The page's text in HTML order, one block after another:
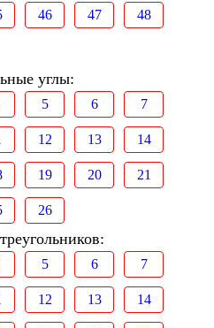
46 47 48
углы:
5 6 7
12 13 14
19 20 21
26
5 6 7
12 13 14